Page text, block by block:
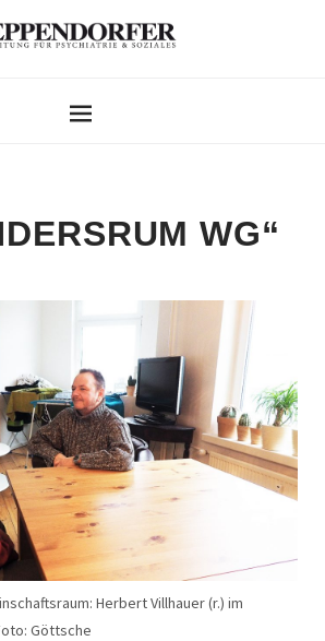
WG“
Herbert Villhauer (r.) im
Göttsche